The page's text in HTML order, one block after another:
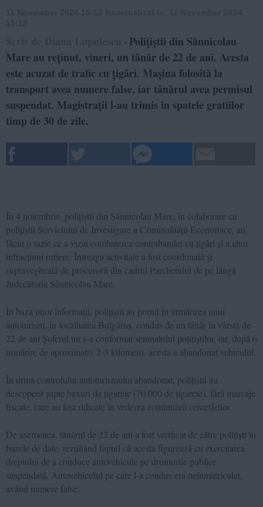
- Polițiștii din Sânnicolau
Mare au reținut, vineri, un tânăr de 22 de ani. Acesta
este acuzat de trafic cu țigări. Mașina folosită la
transport avea numere false, iar tânărul avea permisul
suspendat. Magistrații l-au trimis în spatele gratiilor
timp de 30 de zile.
În 4 noiembrie, polițiștii din Sânnicolau Mare, în colaborare cu
polițiștii Serviciului de Investigare a Criminalității Economice, au
făcut o razie ce a vizat combaterea contrabandei cu țigări și a altor
infracțiuni rutiere. Întreaga activitate a fost coordonată și
supravegheată de procurorii din cadrul Parchetului de pe lângă
Judecătoria Sânnicolau Mare.
În baza unor informații, polițiștii au pornit în urmărirea unui
autoturism, în localitatea Bulgăruș, condus de un tânăr în vârstă de
22 de ani Șoferul nu s-a conformat semnalului polițiștilor, iar, după o
urmărire de aproximativ 2-3 kilometri, acesta a abandonat vehiculul.
În urma controlului autoturismului abandonat, polițiștii au
descoperit șapte baxuri de țigarete (70.000 de țigarete), fără marcaje
fiscale, care au fost ridicate în vederea continuării cercetărilor.
De asemenea, tânărul de 22 de ani a fost verificat de către polițiști în
bazele de date, rezultând faptul că acesta figurează cu exercitarea
dreptului de a conduce autovehicule pe drumurile publice
suspendată. Autovehiculul pe care l-a condus era neînmatriculat,
având numere false.